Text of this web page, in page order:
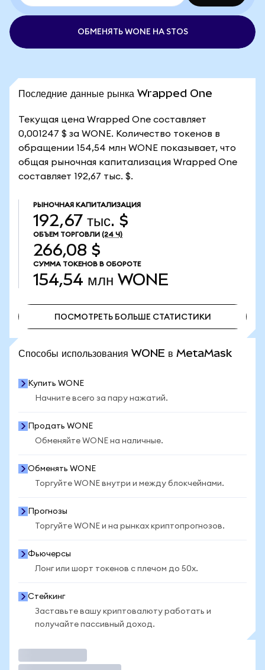
ОБМЕНЯТЬ WONE НА STOS
Последние данные рынка Wrapped One
Текущая цена Wrapped One составляет
0,001247 $ за WONE. Количество токенов в
обращении 154,54 млн WONE показывает, что
общая рыночная капитализация Wrapped One
составляет 192,67 тыс. $.
РЫНОЧНАЯ КАПИТАЛИЗАЦИЯ
192,67 тыс. $
ОБЪЕМ ТОРГОВЛИ (24 Ч)
266,08 $
СУММА ТОКЕНОВ В ОБОРОТЕ
154,54 млн WONE
ПОСМОТРЕТЬ БОЛЬШЕ СТАТИСТИКИ
Способы использования WONE в MetaMask
Купить WONE
Начните всего за пару нажатий.
Продать WONE
Обменяйте WONE на наличные.
Обменять WONE
Торгуйте WONE внутри и между блокчейнами.
Прогнозы
Торгуйте WONE и на рынках криптопрогнозов.
Фьючерсы
Лонг или шорт токенов с плечом до 50x.
Стейкинг
Заставьте вашу криптовалюту работать и
получайте пассивный доход.